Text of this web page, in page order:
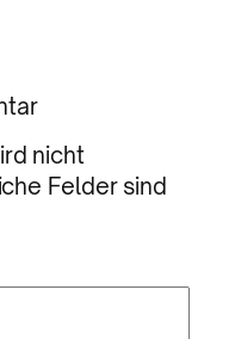
nicht
Felder sind